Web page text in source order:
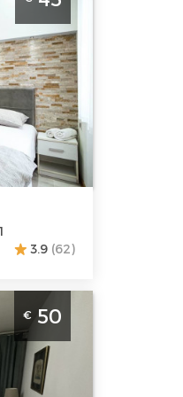
ovog
Royal je
: 22
3.9 (62)
4 osobe,
€ 50